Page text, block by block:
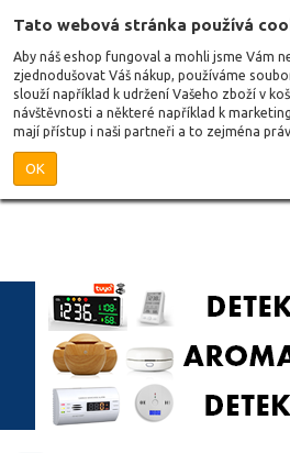
Tato webová stránka používá
Aby náš eshop fungoval a mohli jsme Vám
zjednodušovat Váš nákup, používáme
slouží například k udržení Vašeho zboží v
návštěvnosti a některé například k
mají přístup i naši partneři a to zejména
OK